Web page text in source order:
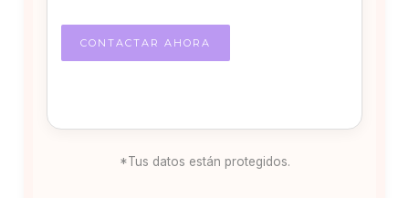
*Tus datos están protegidos.